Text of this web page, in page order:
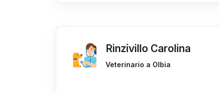
Rinzivillo Carolina
Veterinario a Olbia